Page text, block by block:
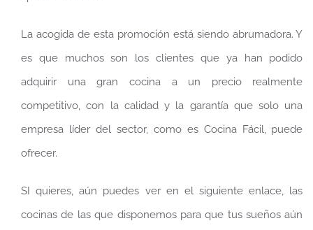
La acogida de esta promoción está siendo abrumadora. Y
es que muchos son los clientes que ya han podido
adquirir una gran cocina a un precio realmente
competitivo, con la calidad y la garantía que solo una
empresa líder del sector, como es Cocina Fácil, puede
ofrecer.
SI quieres, aún puedes ver en el siguiente enlace, las
cocinas de las que disponemos para que tus sueños aún